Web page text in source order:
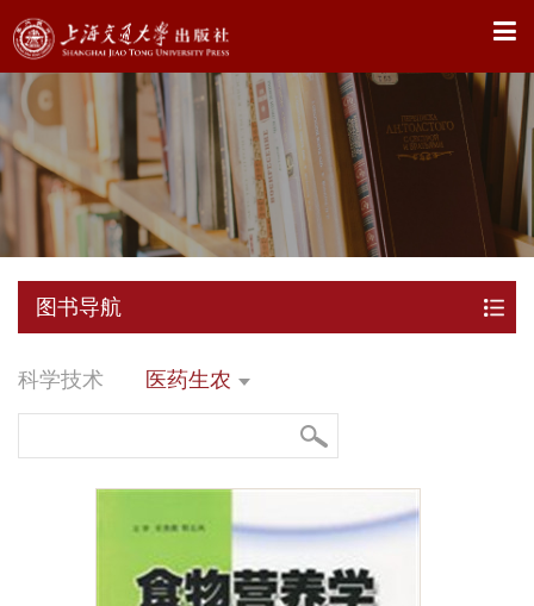
X
图书导航
科学技术 医药生农